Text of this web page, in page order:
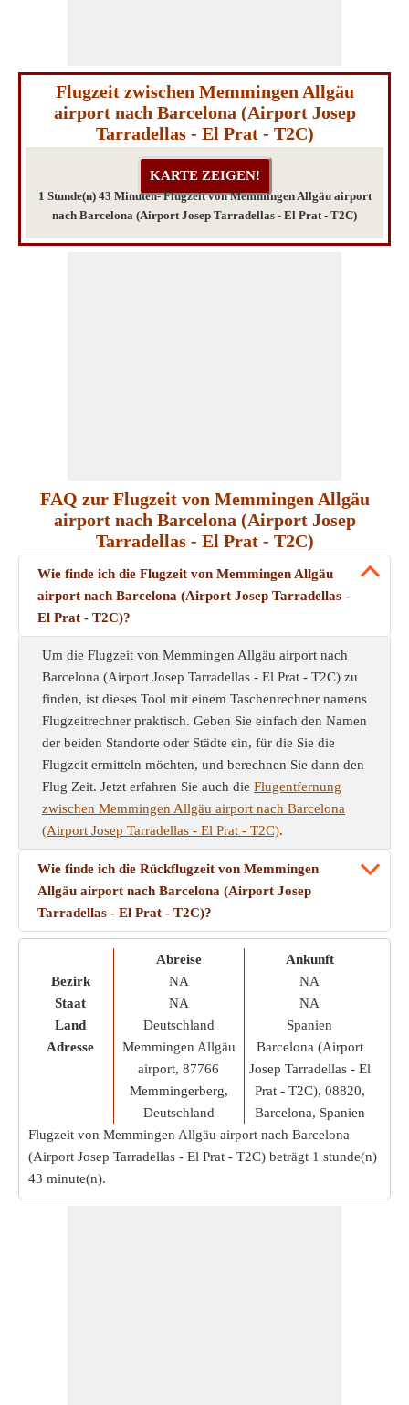
Flugzeit zwischen Memmingen Allgäu
airport nach Barcelona (Airport Josep
Tarradellas - El Prat - T2C)
1 Stunde(n) 43 Minuten- Flugzeit von Memmingen Allgäu airport
nach Barcelona (Airport Josep Tarradellas - El Prat - T2C)
FAQ zur Flugzeit von Memmingen Allgäu
airport nach Barcelona (Airport Josep
Tarradellas - El Prat - T2C)
Wie finde ich die Flugzeit von Memmingen Allgäu
airport nach Barcelona (Airport Josep Tarradellas -
El Prat - T2C)?
Um die Flugzeit von Memmingen Allgäu airport nach
Barcelona (Airport Josep Tarradellas - El Prat - T2C) zu
finden, ist dieses Tool mit einem Taschenrechner namens
Flugzeitrechner praktisch. Geben Sie einfach den Namen
der beiden Standorte oder Städte ein, für die Sie die
Flugzeit ermitteln möchten, und berechnen Sie dann den
Flug Zeit. Jetzt erfahren Sie auch die Flugentfernung
zwischen Memmingen Allgäu airport nach Barcelona
(Airport Josep Tarradellas - El Prat - T2C).
Wie finde ich die Rückflugzeit von Memmingen
Allgäu airport nach Barcelona (Airport Josep
Tarradellas - El Prat - T2C)?
Bezirk
Staat
Land
Adresse
Abreise
NA
NA
Deutschland
Memmingen Allgäu
airport, 87766
Memmingerberg,
Deutschland
Ankunft
NA
NA
Spanien
Barcelona (Airport
Josep Tarradellas - El
Prat - T2C), 08820,
Barcelona, Spanien
Flugzeit von Memmingen Allgäu airport nach Barcelona
(Airport Josep Tarradellas - El Prat - T2C) beträgt 1 stunde(n)
43 minute(n).